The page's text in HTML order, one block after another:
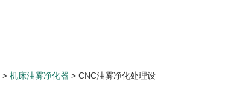
> 机床油雾净化器 > CNC油雾净化处理设